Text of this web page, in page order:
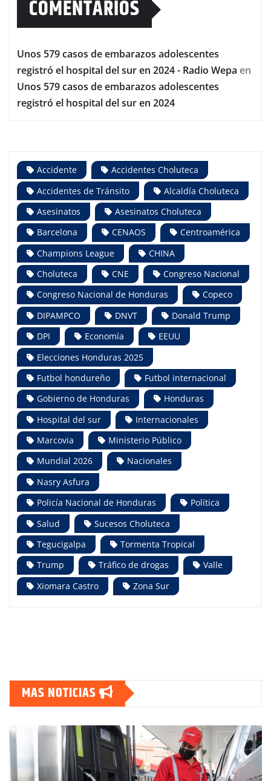
COMENTARIOS
Unos 579 casos de embarazos adolescentes
registró el hospital del sur en 2024 - Radio Wepa en
Unos 579 casos de embarazos adolescentes
registró el hospital del sur en 2024
Accidente
Accidentes Choluteca
Accidentes de Tránsito
Alcaldía Choluteca
Asesinatos
Asesinatos Choluteca
Barcelona
CENAOS
Centroamérica
Champions League
CHINA
Choluteca
CNE
Congreso Nacional
Congreso Nacional de Honduras
Copeco
DIPAMPCO
DNVT
Donald Trump
DPI
Economía
EEUU
Elecciones Honduras 2025
Futbol hondureño
Futbol internacional
Gobierno de Honduras
Honduras
Hospital del sur
Internacionales
Marcovia
Ministerio Público
Mundial 2026
Nacionales
Nasry Asfura
Policía Nacional de Honduras
Política
Salud
Sucesos Choluteca
Tegucigalpa
Tormenta Tropical
Trump
Tráfico de drogas
Valle
Xiomara Castro
Zona Sur
MAS NOTICIAS